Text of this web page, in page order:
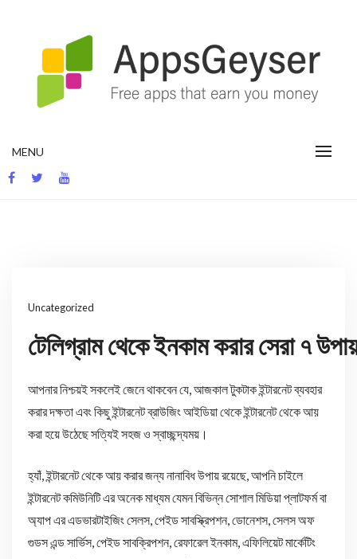
MENU
Uncategorized
টেলিগ্রাম থেকে ইনকাম করার সেরা ৭
আপনার নিশ্চয়ই সকলেই জেনে থাকবেন যে, আজকাল টুকটাক ইন্টারনেট ব্যবহার
করার দক্ষতা এবং কিছু ইন্টারনেট ব্রাউজিং আইডিয়া থেকে ইন্টারনেট থেকে আয়
করা হয়ে উঠেছে সত্যিই সহজ ও স্বাচ্ছন্দ্যময়।
হ্যাঁ, ইন্টারনেট থেকে আয় করার জন্য নানাবিধ উপায় রয়েছে, আপনি চাইলে
ইন্টারনেট কমিউনিটি এর অনেক মাধ্যম যেমন বিভিন্ন সোশাল মিডিয়া প্লাটফর্ম বা
অ্যাপ এর এডভারটাইজিং সেলস, পেইড সাবস্ক্রিপশন, ডোনেশস, সেলস অফ
গুডস এন্ড সার্ভিস, পেইড সাবক্রিপশন, রেফারেল ইনকাম, এফিলিয়েট মার্কেটিং